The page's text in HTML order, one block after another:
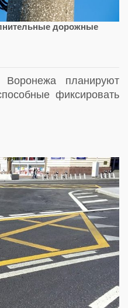
дорожные
планируют
фиксировать